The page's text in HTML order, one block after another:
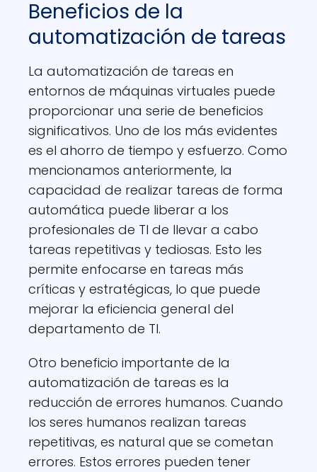
Beneficios de la
automatización de tareas
La automatización de tareas en
entornos de máquinas virtuales puede
proporcionar una serie de beneficios
significativos. Uno de los más evidentes
es el ahorro de tiempo y esfuerzo. Como
mencionamos anteriormente, la
capacidad de realizar tareas de forma
automática puede liberar a los
profesionales de TI de llevar a cabo
tareas repetitivas y tediosas. Esto les
permite enfocarse en tareas más
críticas y estratégicas, lo que puede
mejorar la eficiencia general del
departamento de TI.
Otro beneficio importante de la
automatización de tareas es la
reducción de errores humanos. Cuando
los seres humanos realizan tareas
repetitivas, es natural que se cometan
errores. Estos errores pueden tener